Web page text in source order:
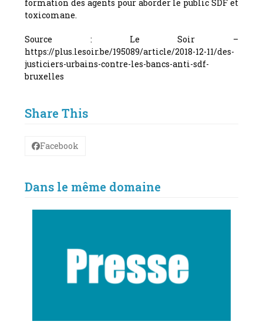
formation des agents pour aborder le public SDF et
toxicomane.
Source : Le Soir –
https://plus.lesoir.be/195089/article/2018-12-11/des-
justiciers-urbains-contre-les-bancs-anti-sdf-
bruxelles
Share This
Facebook
Dans le même domaine